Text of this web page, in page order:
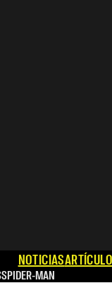
NOTICIAS
SPIDER-MAN